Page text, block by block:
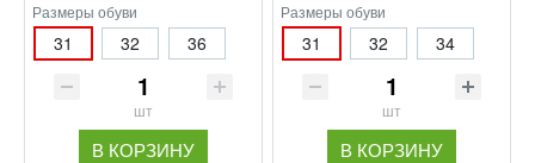
Размеры обуви
31 32 36
шт
В КОРЗИНУ
Размеры обуви
31 32 34
шт
В КОРЗИНУ